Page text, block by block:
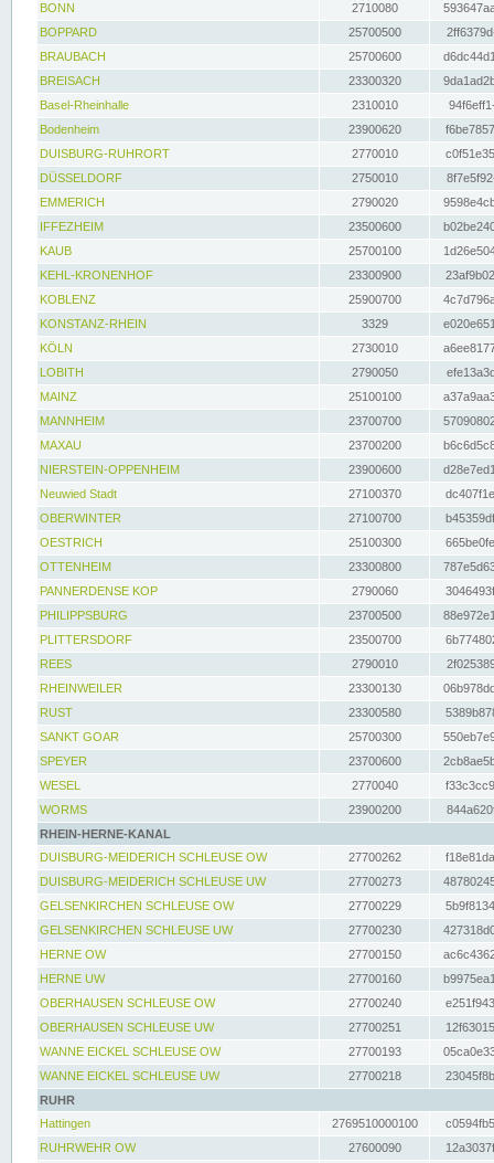
BONN
2710080
BOPPARD
25700500
BRAUBACH
25700600
BREISACH
23300320
Basel-Rheinhalle
2310010
Bodenheim
23900620
DUISBURG-RUHRORT
2770010
DÜSSELDORF
2750010
EMMERICH
2790020
IFFEZHEIM
23500600
KAUB
25700100
KEHL-KRONENHOF
23300900
KOBLENZ
25900700
KONSTANZ-RHEIN
3329
KÖLN
2730010
LOBITH
2790050
MAINZ
25100100
MANNHEIM
23700700
MAXAU
23700200
NIERSTEIN-OPPENHEIM
23900600
Neuwied Stadt
27100370
OBERWINTER
27100700
OESTRICH
25100300
OTTENHEIM
23300800
PANNERDENSE KOP
2790060
PHILIPPSBURG
23700500
PLITTERSDORF
23500700
REES
2790010
RHEINWEILER
23300130
RUST
23300580
SANKT GOAR
25700300
SPEYER
23700600
WESEL
2770040
WORMS
23900200
RHEIN-HERNE-KANAL
DUISBURG-MEIDERICH SCHLEUSE OW
27700262
DUISBURG-MEIDERICH SCHLEUSE UW
27700273
GELSENKIRCHEN SCHLEUSE OW
27700229
GELSENKIRCHEN SCHLEUSE UW
27700230
HERNE OW
27700150
HERNE UW
27700160
OBERHAUSEN SCHLEUSE OW
27700240
OBERHAUSEN SCHLEUSE UW
27700251
WANNE EICKEL SCHLEUSE OW
27700193
WANNE EICKEL SCHLEUSE UW
27700218
RUHR
Hattingen
2769510000100
RUHRWEHR OW
27600090